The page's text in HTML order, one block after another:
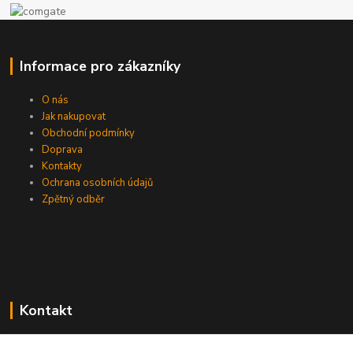
Informace pro zákazníky
O nás
Jak nakupovat
Obchodní podmínky
Doprava
Kontakty
Ochrana osobních údajů
Zpětný odběr
Kontakt